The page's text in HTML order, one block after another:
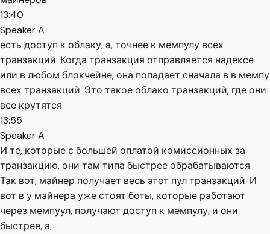
13:40
Speaker A
есть доступ к облаку, э, точнее к мемпулу всех
транзакций. Когда транзакция отправляется надексе
или в любом блокчейне, она попадает сначала в в мемпу
всех транзакций. Это такое облако транзакций, где они
все крутятся.
13:55
Speaker A
И те, которые с большей оплатой комиссионных за
транзакцию, они там типа быстрее обрабатываются.
Так вот, майнер получает весь этот пул транзакций. И
вот в у майнера уже стоят боты, которые работают
через мемпуул, получают доступ к мемпулу, и они
быстрее, а,